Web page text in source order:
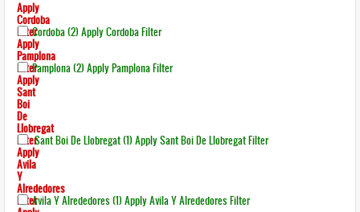
Apply
Cordoba
FilterCordoba (2) Apply Cordoba Filter
Apply
Pamplona
FilterPamplona (2) Apply Pamplona Filter
Apply
Sant
Boi
De
Llobregat
FilterSant Boi De Llobregat (1) Apply Sant Boi De Llobregat Filter
Apply
Avila
Y
Alrededores
FilterAvila Y Alrededores (1) Apply Avila Y Alrededores Filter